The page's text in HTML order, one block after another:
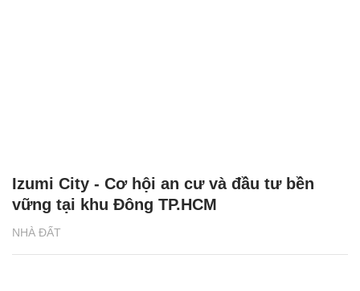
NHÀ ĐẤT
Izumi City - Cơ hội an cư và đầu tư bền
vững tại khu Đông TP.HCM